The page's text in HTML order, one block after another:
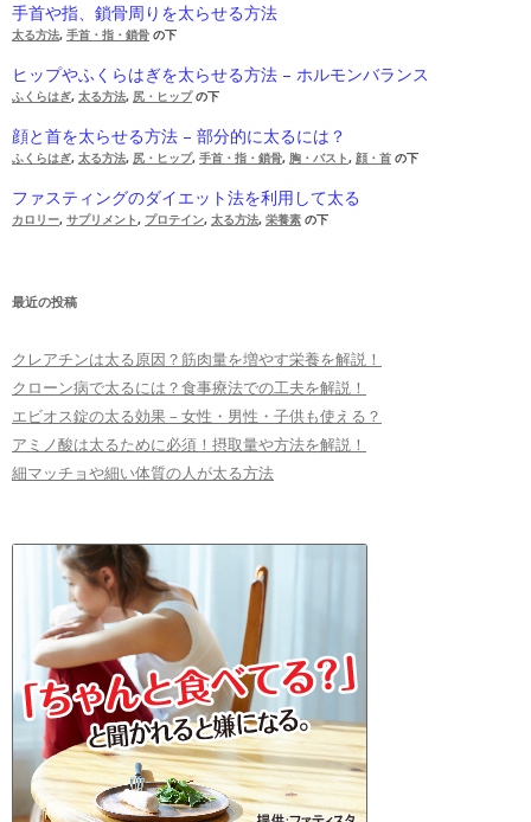
手首や指、鎖骨周りを太らせる方法
太る方法, 手首・指・鎖骨 の下
ヒップやふくらはぎを太らせる方法 – ホルモンバランス
ふくらはぎ, 太る方法, 尻・ヒップの下
顔と首を太らせる方法 – 部分的に太るには？
ふくらはぎ, 太る方法, 尻・ヒップ, 手首・指・鎖骨, 胸・バスト, 顔・首 の下
ファスティングのダイエット法を利用して太る
カロリー, サプリメント, プロテイン, 太る方法, 栄養素 の下
最近の投稿
クレアチンは太る原因？筋肉量を増やす栄養を解説！
クローン病で太るには？食事療法での工夫を解説！
エビオス錠の太る効果 – 女性・男性・子供も使える？
アミノ酸は太るために必須！摂取量や方法を解説！
細マッチョや細い体質の人が太る方法